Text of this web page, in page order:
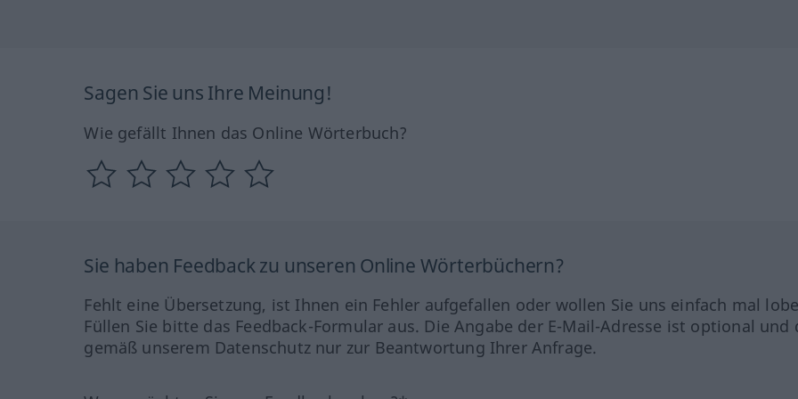
Sagen Sie uns Ihre Meinung!
Wie gefällt Ihnen das Online Wörterbuch?
Sie haben Feedback zu unseren Online Wörterbüchern?
Fehlt eine Übersetzung, ist Ihnen ein Fehler aufgefallen oder wollen Sie uns einfach mal
Füllen Sie bitte das Feedback-Formular aus. Die Angabe der E-Mail-Adresse ist optional und
gemäß unserem Datenschutz nur zur Beantwortung Ihrer Anfrage.